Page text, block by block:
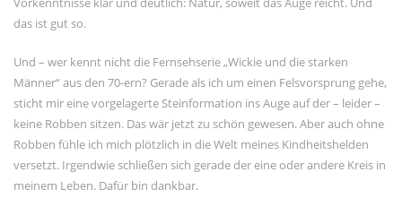
das ist gut so.
Und – wer kennt nicht die Fernsehserie „Wickie und die starken
Männer“ aus den 70-ern? Gerade als ich um einen Felsvorsprung gehe,
sticht mir eine vorgelagerte Steinformation ins Auge auf der – leider –
keine Robben sitzen. Das wär jetzt zu schön gewesen. Aber auch ohne
Robben fühle ich mich plötzlich in die Welt meines Kindheitshelden
versetzt. Irgendwie schließen sich gerade der eine oder andere Kreis in
meinem Leben. Dafür bin dankbar.